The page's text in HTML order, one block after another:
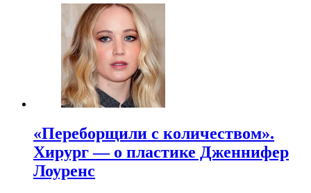
«Переборщили с количеством».
Хирург — о пластике Дженнифер
Лоуренс